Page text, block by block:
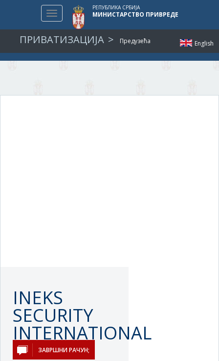
English
Toggle
navigation
РЕПУБЛИКА СРБИЈА
МИНИСТАРСТВО ПРИВРЕДЕ
ПРИВАТИЗАЦИЈА Предузећа
INEKS
SECURITY
INTERNATIONAL
BUSINESS
ЗАВРШНИ РАЧУН;